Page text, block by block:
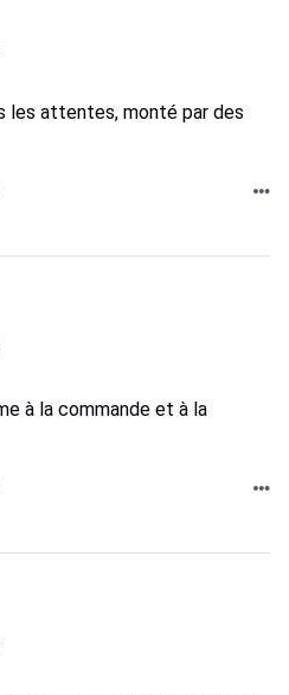
les attentes, monté par des
à la commande et à la